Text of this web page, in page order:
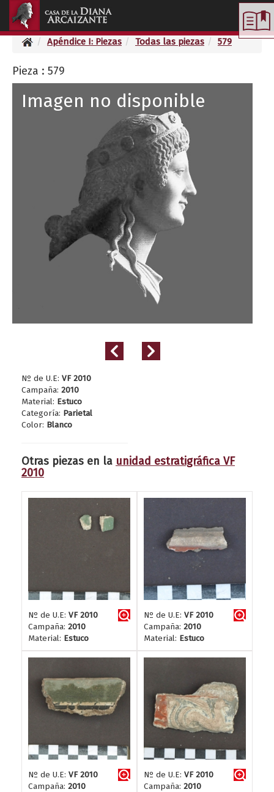
Apéndice I: Piezas Todas las piezas 579
Pieza : 579
Imagen no disponible
Nº de U.E: VF 2010
Campaña: 2010
Material: Estuco
Categoría: Parietal
Color: Blanco
Otras piezas en la unidad estratigráfica VF
2010
Nº de U.E: VF 2010
Campaña: 2010
Material: Estuco
Nº de U.E: VF 2010
Campaña: 2010
Material: Estuco
Nº de U.E: VF 2010
Campaña: 2010
Nº de U.E: VF 2010
Campaña: 2010